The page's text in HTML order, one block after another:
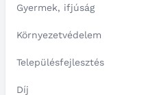
Gyermek, ifjúság
Környezetvédelem
Településfejlesztés
Díj